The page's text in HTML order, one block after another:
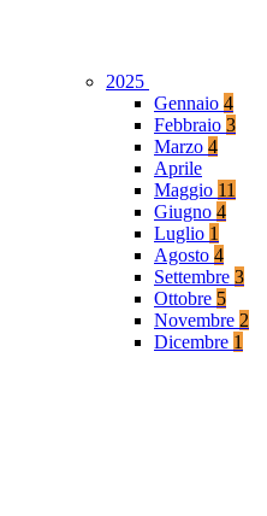
2025
Gennaio 4
Febbraio 3
Marzo 4
Aprile
Maggio 11
Giugno 4
Luglio 1
Agosto 4
Settembre 3
Ottobre 5
Novembre 2
Dicembre 1